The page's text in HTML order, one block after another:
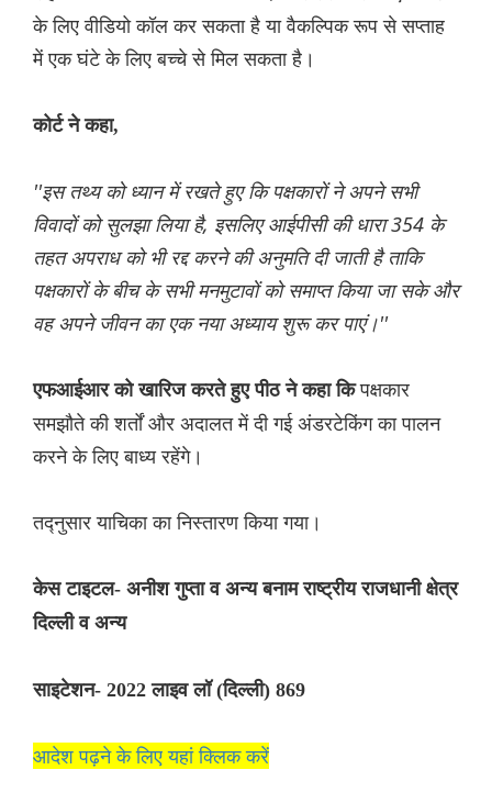
के लिए वीडियो कॉल कर सकता है या वैकल्पिक रूप से सप्ताह
में एक घंटे के लिए बच्चे से मिल सकता है।
कोर्ट ने कहा,
''इस तथ्य को ध्यान में रखते हुए कि पक्षकारों ने अपने सभी
विवादों को सुलझा लिया है, इसलिए आईपीसी की धारा 354 के
तहत अपराध को भी रद्द करने की अनुमति दी जाती है ताकि
पक्षकारों के बीच के सभी मनमुटावों को समाप्त किया जा सके और
वह अपने जीवन का एक नया अध्याय शुरू कर पाएं।''
एफआईआर को खारिज करते हुए पीठ ने कहा किपक्षकार
समझौते की शर्तों और अदालत में दी गई अंडरटेकिंग का पालन
करने के लिए बाध्य रहेंगे।
तद्नुसार याचिका का निस्तारण किया गया।
केस टाइटल- अनीश गुप्ता व अन्य बनाम राष्ट्रीय राजधानी क्षेत्र
दिल्ली व अन्य
साइटेशन- 2022 लाइव लॉ (दिल्ली) 869
आदेश पढ़ने के लिए यहां क्लिक करें